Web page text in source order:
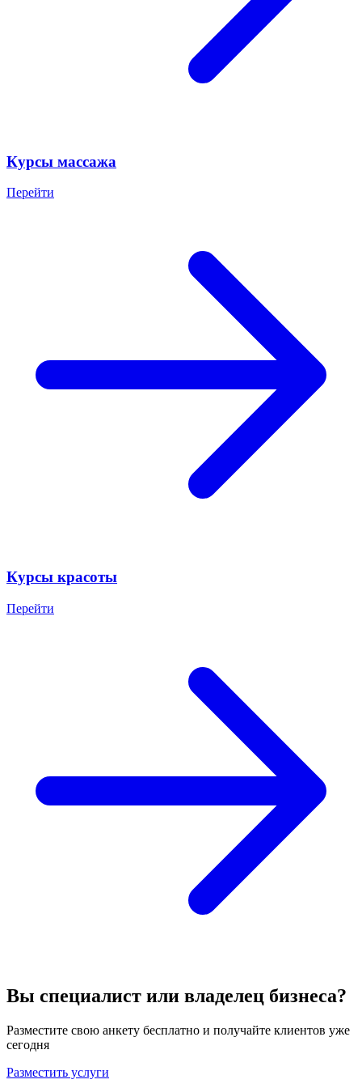
Курсы массажа
Перейти
Курсы красоты
Перейти
Вы специалист или владелец бизнеса?
Разместите свою анкету бесплатно и получайте клиентов уже
сегодня
Разместить услуги